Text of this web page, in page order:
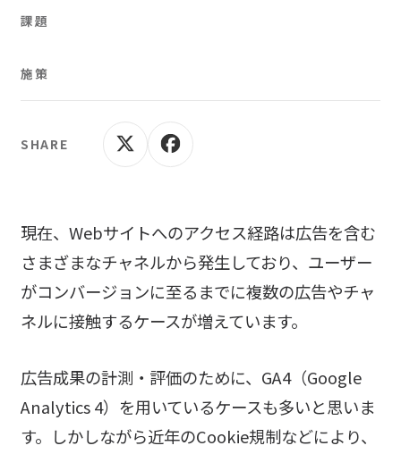
現在、Webサイトへのアクセス経路は広告を含む
さまざまなチャネルから発生しており、ユーザー
がコンバージョンに至るまでに複数の広告やチャ
ネルに接触するケースが増えています。
広告成果の計測・評価のために、GA4（Google
Analytics 4）を用いているケースも多いと思いま
す。しかしながら近年のCookie規制などにより、
課題
施策
SHARE